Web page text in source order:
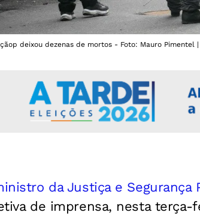
deixou dezenas de mortos - Foto: Mauro Pimentel |
da Justiça e Segurança
de imprensa, nesta terça-